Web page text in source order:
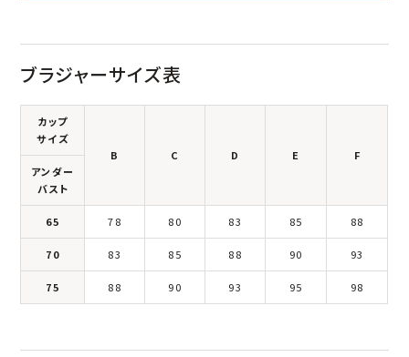
ブラジャーサイズ表
カップ
サイズ
B
C D E
F
アンダー
バスト
65 78 80 83 85 88
70 83 85 88 90 93
75 88 90 93 95 98